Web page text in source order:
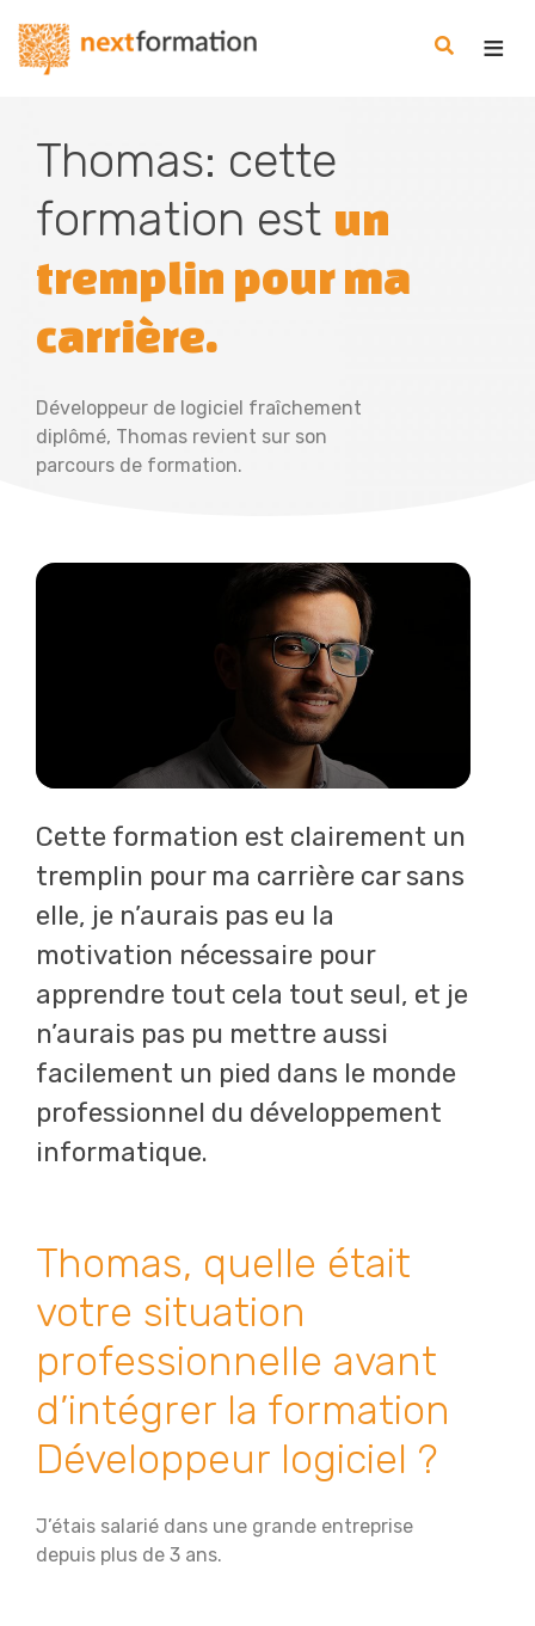
Nextformation
Thomas: cette
formation est un
tremplin pour ma
carrière.
Développeur de logiciel fraîchement
diplômé, Thomas revient sur son
parcours de formation.
Preview Lire la
Cette formation est clairement un
tremplin pour ma carrière car sans
elle, je n’aurais pas eu la
motivation nécessaire pour
apprendre tout cela tout seul, et je
n’aurais pas pu mettre aussi
facilement un pied dans le monde
professionnel du développement
informatique.
Thomas, quelle était
votre situation
professionnelle avant
d’intégrer la formation
Développeur logiciel ?
J’étais salarié dans une grande entreprise
depuis plus de 3 ans.